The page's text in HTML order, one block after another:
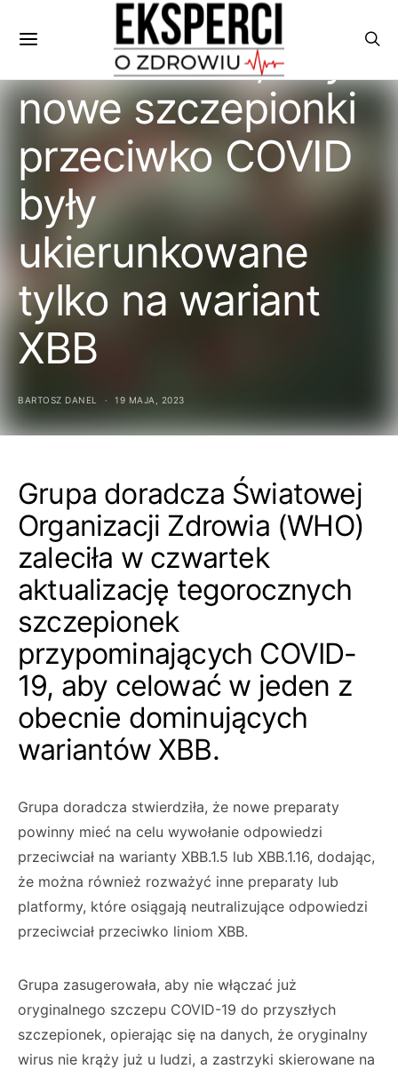
WHO zaleca, aby
nowe szczepionki
przeciwko COVID
były
ukierunkowane
tylko na wariant
XBB
BARTOSZ DANEL 19 MAJA, 2023
Grupa doradcza Światowej
Organizacji Zdrowia (WHO)
zaleciła w czwartek
aktualizację tegorocznych
szczepionek
przypominających COVID-
19, aby celować w jeden z
obecnie dominujących
wariantów XBB.
Grupa doradcza stwierdziła, że nowe preparaty
powinny mieć na celu wywołanie odpowiedzi
przeciwciał na warianty XBB.1.5 lub XBB.1.16, dodając,
że można również rozważyć inne preparaty lub
platformy, które osiągają neutralizujące odpowiedzi
przeciwciał przeciwko liniom XBB.
Grupa zasugerowała, aby nie włączać już
oryginalnego szczepu COVID-19 do przyszłych
szczepionek, opierając się na danych, że oryginalny
wirus nie krąży już u ludzi, a zastrzyki skierowane na